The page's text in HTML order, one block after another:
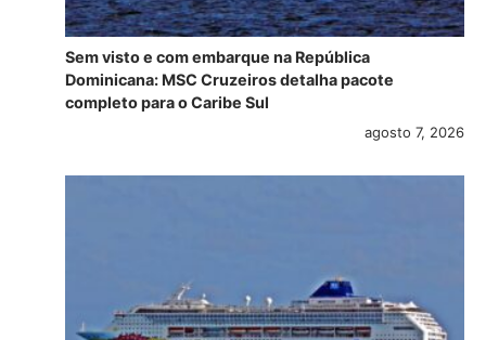
Sem visto e com embarque na República
Dominicana: MSC Cruzeiros detalha pacote
completo para o Caribe Sul
agosto 7, 2026